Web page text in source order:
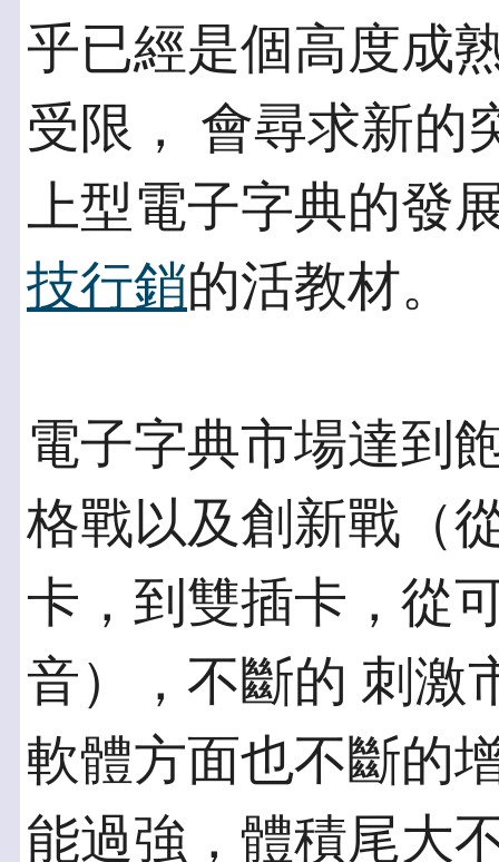
乎已經是個高度成
受限， 會尋求新的
上型電子字典的發
技行銷的活教材。
電子字典市場達到
格戰以及創新戰（
卡，到雙插卡，從
音），不斷的 刺激
軟體方面也不斷的
能過強，體積尾大